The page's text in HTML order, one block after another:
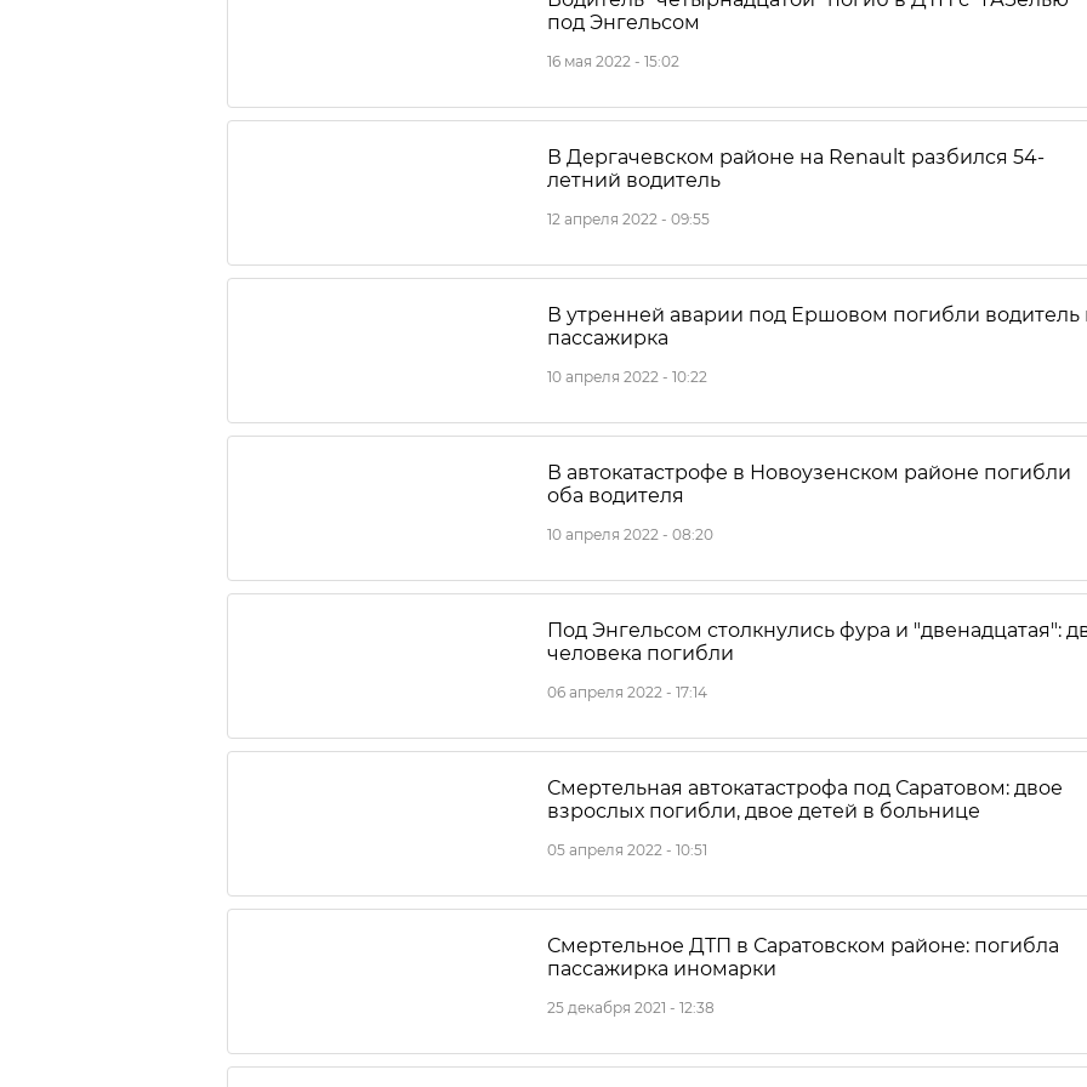
под Энгельсом
16 мая 2022 - 15:02
В Дергачевском районе на Renault разбился 54-
летний водитель
12 апреля 2022 - 09:55
В утренней аварии под Ершовом погибли водитель
пассажирка
10 апреля 2022 - 10:22
В автокатастрофе в Новоузенском районе погибли
оба водителя
10 апреля 2022 - 08:20
Под Энгельсом столкнулись фура и "двенадцатая":
человека погибли
06 апреля 2022 - 17:14
Смертельная автокатастрофа под Саратовом: двое
взрослых погибли, двое детей в больнице
05 апреля 2022 - 10:51
Смертельное ДТП в Саратовском районе: погибла
пассажирка иномарки
25 декабря 2021 - 12:38